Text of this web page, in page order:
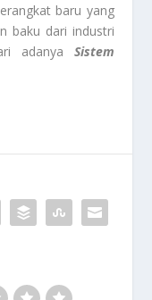
baru yang
baku dari industri
adanya Sistem